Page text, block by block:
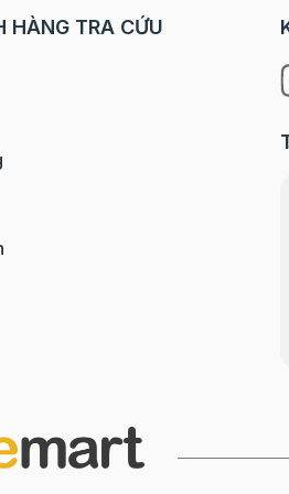
dáng sau khi nướng, khi tạo
HÀNG TRA CỨU